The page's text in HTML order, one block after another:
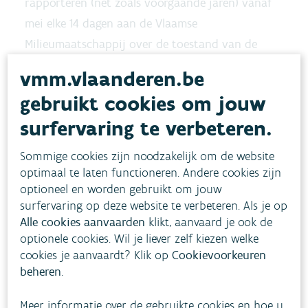
rapporteren (net zoals voorgaande jaren) vanaf
mei elke 14 dagen aan de Vlaamse
Milieumaatschappij over de toestand van de
De VMM bundelt die gegevens in een
overzichtelijke fiche die met dezelfde frequentie
online gepubliceerd wordt. Indien de droogte een
impact heeft op de kraanwaterbevoorrading
gebeurt de rapportering en opvolging aan een
hogere frequentie. Ook als een probleem is om de
drinkwaterlevering te blijven verzekeren, meldt
het waterbedrijf dit onmiddellijk aan de VMM.
Zuinig omgaan met water blijft
vmm.vlaanderen.be
gebruikt cookies om jouw
surfervaring te verbeteren.
Sommige cookies zijn noodzakelijk om de website
optimaal te laten functioneren. Andere cookies zijn
optioneel en worden gebruikt om jouw
surfervaring op deze website te verbeteren. Als je op
Alle cookies aanvaarden klikt, aanvaard je ook de
optionele cookies. Wil je liever zelf kiezen welke
cookies je aanvaardt? Klik opCookievoorkeuren
beheren.
Meer informatie over de gebruikte cookies en hoe u